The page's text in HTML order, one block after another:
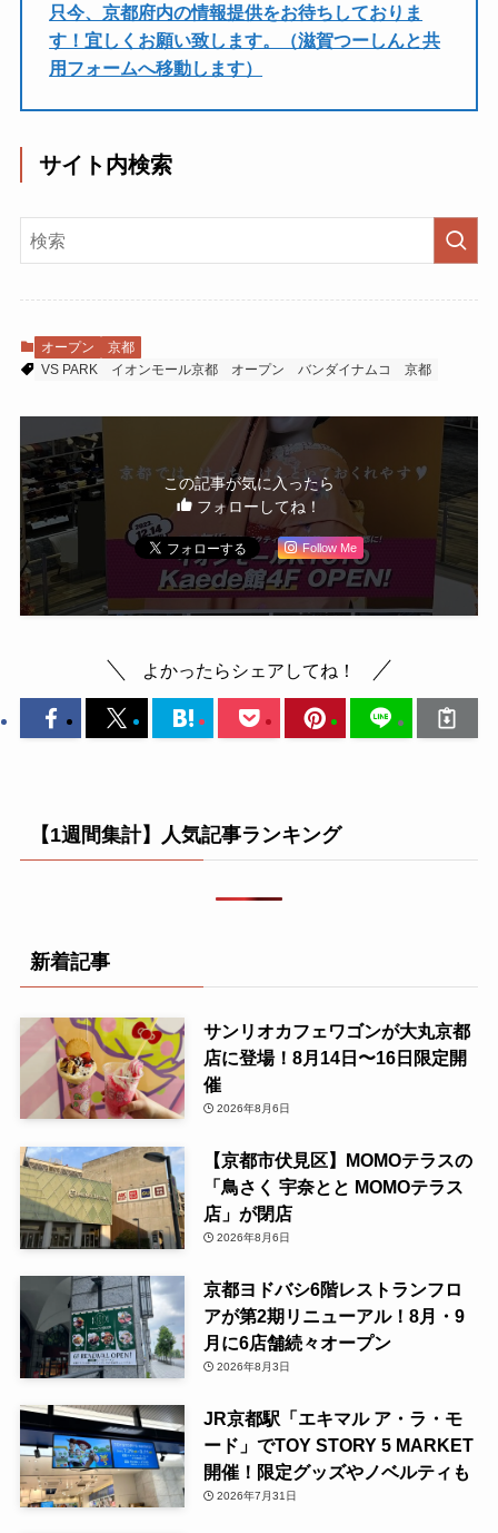
只今、京都府内の情報提供をお待ちしておりま
す！宜しくお願い致します。（滋賀つーしんと共
用フォームへ移動します）
サイト内検索
オープン
京都
VS PARK
イオンモール京都 オープン バンダイナムコ 京都
この記事が気に入ったら
フォローしてね！
Follow Me
よかったらシェアしてね！
【1週間集計】人気記事ランキング
新着記事
サンリオカフェワゴンが大丸京都
店に登場！8月14日〜16日限定開
催
2026年8月6日
【京都市伏見区】MOMOテラスの
「鳥さく 宇奈とと MOMOテラス
店」が閉店
2026年8月6日
京都ヨドバシ6階レストランフロ
アが第2期リニューアル！8月・9
月に6店舗続々オープン
2026年8月3日
JR京都駅「エキマル ア・ラ・モ
ード」でTOY STORY 5 MARKET
開催！限定グッズやノベルティも
2026年7月31日